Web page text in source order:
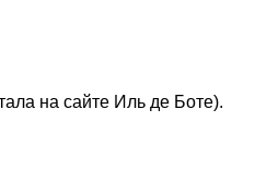
на сайте Иль де Боте).